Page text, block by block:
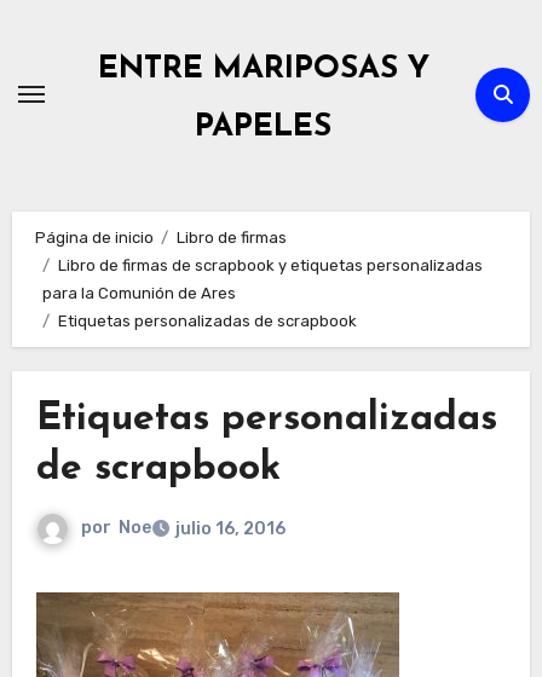
contenido
ENTRE MARIPOSAS Y
PAPELES
Página de inicio
Libro de firmas
Libro de firmas de scrapbook y etiquetas personalizadas
para la Comunión de Ares
Etiquetas personalizadas de scrapbook
Etiquetas personalizadas
de scrapbook
por Noe julio 16, 2016